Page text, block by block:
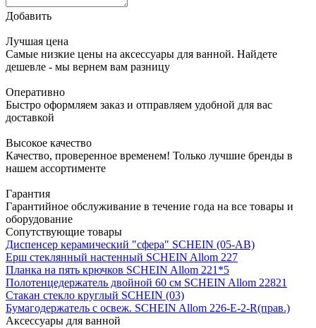
Добавить
Лучшая цена
Самые низкие цены на аксессуары для ванной. Найдете
дешевле - мы вернем вам разницу
Оперативно
Быстро оформляем заказ и отправляем удобной для вас
доставкой
Высокое качество
Качество, проверенное временем! Только лучшие бренды в
нашем ассортименте
Гарантия
Гарантийное обслуживание в течение года на все товары и
оборудование
Сопутствующие товары
Диспенсер керамический "сфера" SCHEIN (05-AВ)
Ерш стеклянный настенный SCHEIN Allom 227
Планка на пять крючков SCHEIN Allom 221*5
Полотенцедержатель двойной 60 см SCHEIN Allom 22821
Стакан стекло круглый SCHEIN (03)
Бумагодержатель с освеж. SCHEIN Allom 226-Е-2-R(прав.)
Аксессуары для ванной